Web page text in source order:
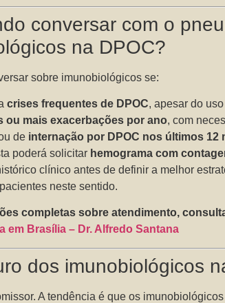
conversar com o
na DPOC?
sobre imunobiológicos se:
crises frequentes de DPOC, apesar do
ou mais exacerbações por ano, com
de internação por DPOC nos últimos 12
poderá solicitar hemograma com
clínico antes de definir a melhor
neste sentido.
completas sobre atendimento,
em Brasília – Dr. Alfredo Santana
dos imunobiológicos
A tendência é que os